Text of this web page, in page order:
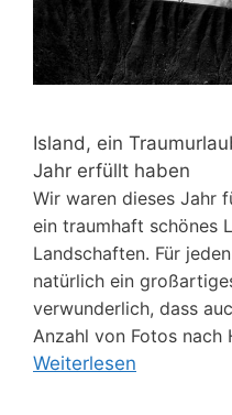
Island, ein
Jahr erfüllt haben
Wir waren dieses Jahr
ein traumhaft schönes
Landschaften. Für
natürlich ein
verwunderlich, dass
Anzahl von Fotos nach
Weiterlesen